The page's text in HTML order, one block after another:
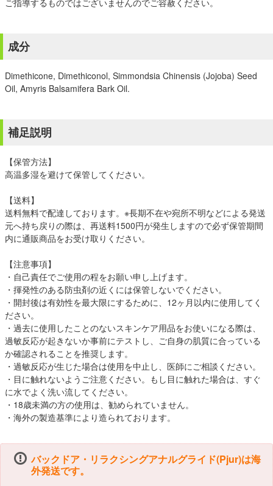
ご指導するものではございませんのでご容赦ください。
成分
Dimethicone, Dimethiconol, Simmondsia Chinensis (Jojoba) Seed
Oil, Amyris Balsamifera Bark Oil.
補足説明
【保管方法】
高温多湿を避けて保管してください。
【送料】
送料無料で配達しております。※長期不在や宛所不明などによる発送
元へ持ち戻りの際は、再送料1500円が発生しますので必ず保管期間
内に通販商品をお受け取りください。
【注意事項】
・自己責任でご使用の程をお願い申し上げます。
・揮発性のある防虫剤の近くには保管しないでください。
・開封後は有効性を最大限にするために、12ヶ月以内に使用してく
ださい。
・過去に使用したことのないスキンケア用品をお使いになる際は、
過敏反応が起きないか事前にテストし、ご自身の肌質に合っている
か確認されることを推奨します。
・過敏反応が生じた場合は使用を中止し、医師にご相談ください。
・目に触れないようご注意ください。もし目に触れた場合は、すぐ
に水でよく洗い流してください。
・18歳未満の方の使用は、勧められていません。
・海外の製造基準により造られております。
バックドア・リラクシングアナルグライド(Pjur)は海
外発送です。